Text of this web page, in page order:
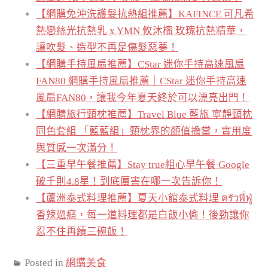
【網購免沖洗護髮抗熱組推薦】KAFINCE 可凡希
熱戀絲光抗熱乳 x YMN 攸沐橣 玫瑰抗熱精華，
讓吹髮、造型不再是傷髮惡夢！
【網購手持風扇推薦】CStar 迷你手持高速風扇
FAN80 網購手持風扇推薦｜CStar 迷你手持高速
風扇FAN80，讓我今年夏天終於可以漂亮出門！
【網購旅行頸枕推薦】Travel Blue 藍旅 寧靜頸枕
同色套組 「藍藍組」頸枕界的顏值擔當，實用度
與質感一次滿分！
【三重早午餐推薦】Stay true粗心早午餐 Google
破千則4.8星！到底厲害在哪一次告訴你！
【蘆洲泰式料理推薦】夏天小館泰式料理 ครัวพี่ฟู่
香辣過癮，每一道料理都是白飯小偷！後勁讓你
忍不住再續三碗飯！
Posted in 網購美食